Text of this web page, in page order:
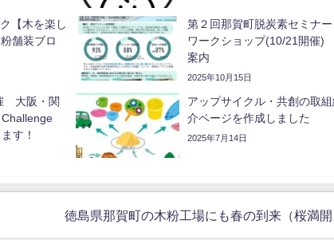
【木を楽し
舗装ブロ
第２回那賀町脱炭素セミナー
ワークショップ(10/21開催)
案内
2025年10月15日
大阪・関
す！
アップサイクル・共創の取組
介ページを作成しました
2025年7月14日
徳島県那賀町の木粉工場にも春の到来（桜満開